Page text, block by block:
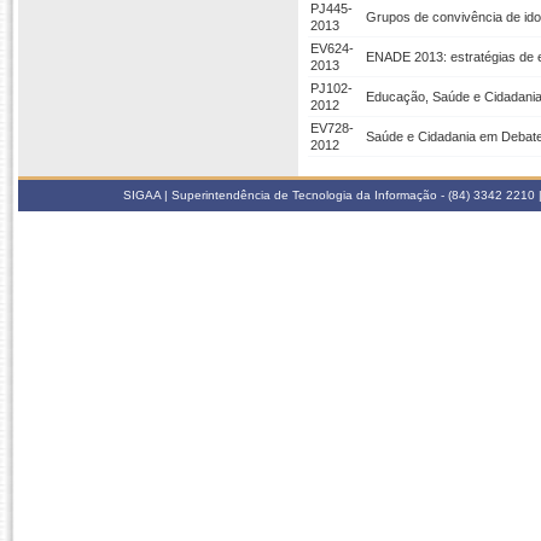
PJ445-
2013
Grupos de convivência de
EV624-
2013
ENADE 2013: estratégias de
PJ102-
2012
Educação, Saúde e
EV728-
2012
Saúde e Cidadania em
SIGAA | Superintendência de Tecnologia da Informação - (84) 3342